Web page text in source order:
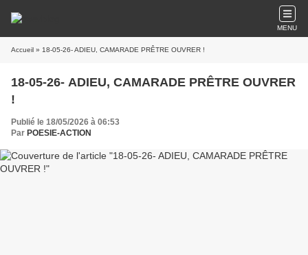
MENU
Accueil » 18-05-26- ADIEU, CAMARADE PRÊTRE OUVRER !
18-05-26- ADIEU, CAMARADE PRÊTRE OUVRER
!
Publié le 18/05/2026 à 06:53
Par POESIE-ACTION